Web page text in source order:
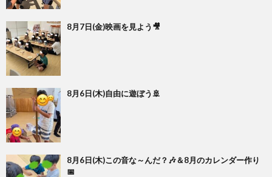
8月7日(金)映画を見よう🎥
8月6日(木)自由に遊ぼう🚢
8月6日(木)この音な～んだ？🎶＆8月のカレンダー作り
📅